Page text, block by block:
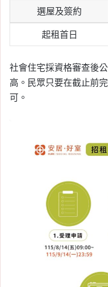
選屋及簽約
起租首日
社會住宅採資格審查後
高。民眾只要在截止前
可。